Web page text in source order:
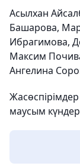
Асылхан
Башарова,
Ибрагимова,
Максим
Ангелина
маусым